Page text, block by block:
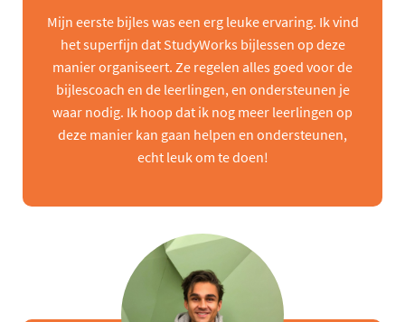
Mijn eerste bijles was een erg leuke ervaring. Ik vind
het superfijn dat StudyWorks bijlessen op deze
manier organiseert. Ze regelen alles goed voor de
bijlescoach en de leerlingen, en ondersteunen je
waar nodig. Ik hoop dat ik nog meer leerlingen op
deze manier kan gaan helpen en ondersteunen,
echt leuk om te doen!